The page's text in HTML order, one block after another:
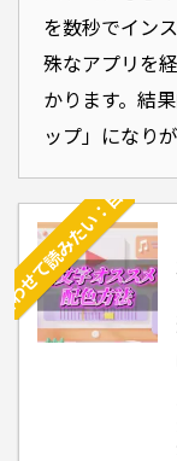
を数秒でイン
殊なアプリを
かります。結
ップ」になりが